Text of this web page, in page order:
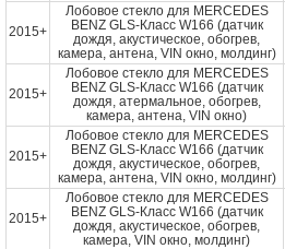
2015+
Лобовое стекло для MERCEDES
BENZ GLS-Класс W166 (датчик
дождя, акустическое, обогрев,
камера, антена, VIN окно, молдинг)
2015+
Лобовое стекло для MERCEDES
BENZ GLS-Класс W166 (датчик
дождя, атермальное, обогрев,
камера, антена, VIN окно)
2015+
Лобовое стекло для MERCEDES
BENZ GLS-Класс W166 (датчик
дождя, акустическое, обогрев,
камера, антена, VIN окно, молдинг)
2015+
Лобовое стекло для MERCEDES
BENZ GLS-Класс W166 (датчик
дождя, акустическое, обогрев,
камера, VIN окно, молдинг)